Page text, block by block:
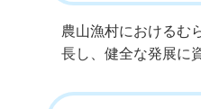
農山漁村におけるむ
長し、健全な発展に